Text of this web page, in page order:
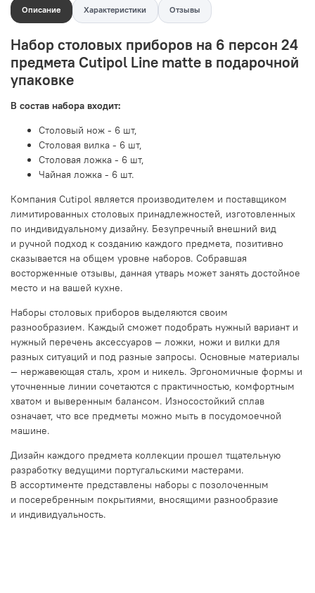
Описание Характеристики Отзывы
Набор столовых приборов на 6 персон 24
предмета Cutipol Line matte в подарочной
упаковке
В состав набора входит:
Столовый нож - 6 шт,
Столовая вилка - 6 шт,
Столовая ложка - 6 шт,
Чайная ложка - 6 шт.
Компания Cutipol является производителем и поставщиком
лимитированных столовых принадлежностей, изготовленных
по индивидуальному дизайну. Безупречный внешний вид
и ручной подход к созданию каждого предмета, позитивно
сказывается на общем уровне наборов. Собравшая
восторженные отзывы, данная утварь может занять достойное
место и на вашей кухне.
Наборы столовых приборов выделяются своим
разнообразием. Каждый сможет подобрать нужный вариант и
нужный перечень аксессуаров — ложки, ножи и вилки для
разных ситуаций и под разные запросы. Основные материалы
— нержавеющая сталь, хром и никель. Эргономичные формы и
уточненные линии сочетаются с практичностью, комфортным
хватом и выверенным балансом. Износостойкий сплав
означает, что все предметы можно мыть в посудомоечной
машине.
Дизайн каждого предмета коллекции прошел тщательную
разработку ведущими португальскими мастерами.
В ассортименте представлены наборы с позолоченным
и посеребренным покрытиями, вносящими разнообразие
и индивидуальность.